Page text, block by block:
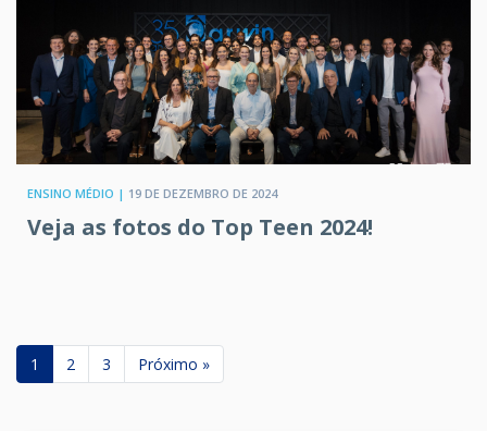
ENSINO MÉDIO | 19 DE DEZEMBRO DE 2024
Veja as fotos do Top Teen 2024!
1 2 3 Próximo »